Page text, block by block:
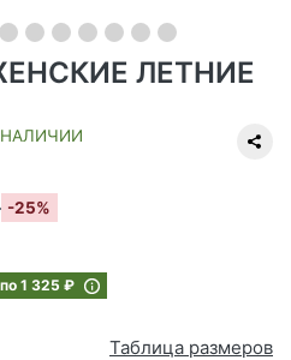
ЛЕТНИЕ
НАЛИЧИИ
-25%
1 325 ₽
Таблица размеров